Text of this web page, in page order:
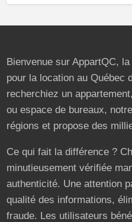
Bienvenue sur AppartQC,
pour la location au Québec
recherchiez un
ou espace de bureaux,
régions et propose des
Ce qui fait la différence ?
minutieusement vérifiée
authenticité. Une attention
qualité des informations,
fraude. Les utilisateurs